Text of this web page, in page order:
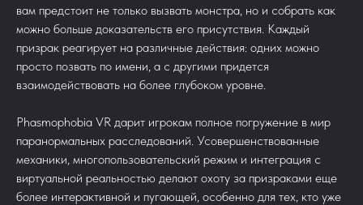
вам предстоит не только вызвать монстра, но и собрать как
можно больше доказательств его присутствия. Каждый
призрак реагирует на различные действия: одних можно
просто позвать по имени, а с другими придется
взаимодействовать на более глубоком уровне.
Phasmophobia VR дарит игрокам полное погружение в мир
паранормальных расследований. Усовершенствованные
механики, многопользовательский режим и интеграция с
виртуальной реальностью делают охоту за призраками еще
более интерактивной и пугающей, особенно для тех, кто уже